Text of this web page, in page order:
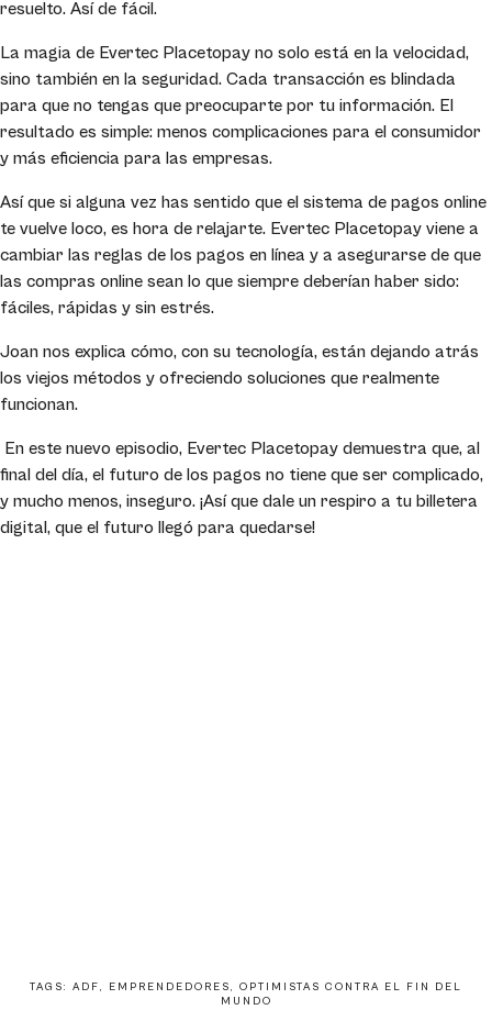
resuelto. Así de fácil.
La magia de Evertec Placetopay no solo está en la velocidad,
sino también en la seguridad. Cada transacción es blindada
para que no tengas que preocuparte por tu información. El
resultado es simple: menos complicaciones para el consumidor
y más eficiencia para las empresas.
Así que si alguna vez has sentido que el sistema de pagos online
te vuelve loco, es hora de relajarte. Evertec Placetopay viene a
cambiar las reglas de los pagos en línea y a asegurarse de que
las compras online sean lo que siempre deberían haber sido:
fáciles, rápidas y sin estrés.
Joan nos explica cómo, con su tecnología, están dejando atrás
los viejos métodos y ofreciendo soluciones que realmente
funcionan.
En este nuevo episodio, Evertec Placetopay demuestra que, al
final del día, el futuro de los pagos no tiene que ser complicado,
y mucho menos, inseguro. ¡Así que dale un respiro a tu billetera
digital, que el futuro llegó para quedarse!
TAGS: ADF, EMPRENDEDORES, OPTIMISTAS CONTRA EL FIN DEL
MUNDO